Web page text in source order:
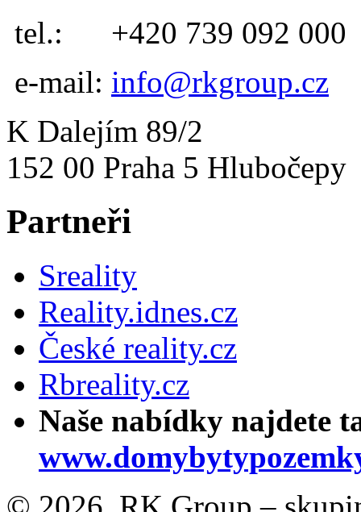
tel.: +420 739 092 000
e-mail: info@rkgroup.cz
K Dalejím 89/2
152 00 Praha 5 Hlubočepy
Partneři
Sreality
Reality.idnes.cz
České reality.cz
Rbreality.cz
Naše nabídky najdete